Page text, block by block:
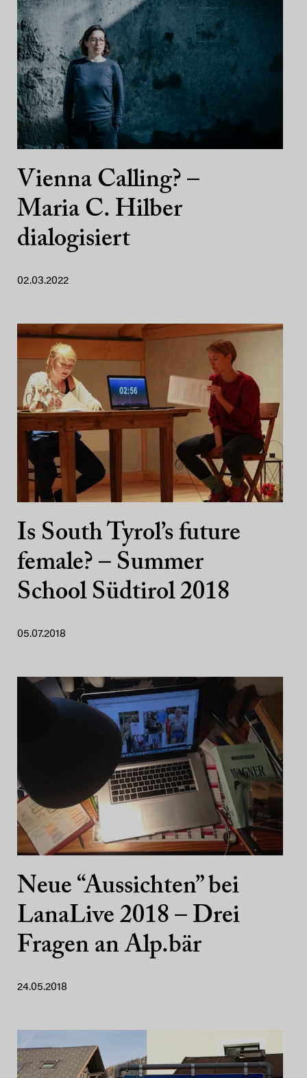
Vienna Calling? –
Maria C. Hilber
dialogisiert
02.03.2022
Is South Tyrol’s future
female? – Summer
School Südtirol 2018
05.07.2018
Neue “Aussichten” bei
LanaLive 2018 – Drei
Fragen an Alp.bär
24.05.2018